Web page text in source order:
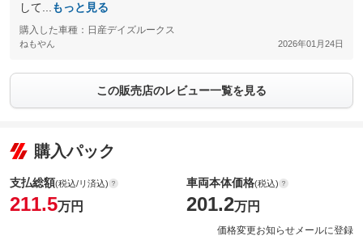
して...
もっと見る
購入した車種：日産デイズルークス
ねもやん 2026年01月24日
この販売店のレビュー一覧を見る
購入パック
支払総額(税込/リ済込)
211.5万円
車両本体価格(税込)
201.2万円
価格変更お知らせメールに登録